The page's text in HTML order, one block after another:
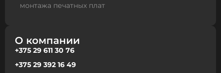
монтажа печатных плат
О компании
+375 29 611 30 76
+375 29 392 16 49